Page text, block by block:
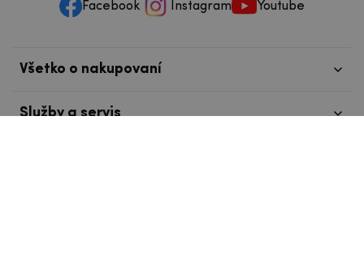
Facebook Instagram Youtube
Všetko o nakupovaní
Služby a servis